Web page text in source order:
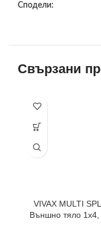
Сподели:
Свързани
VIVAX MULTI
Външно тяло 1х4,